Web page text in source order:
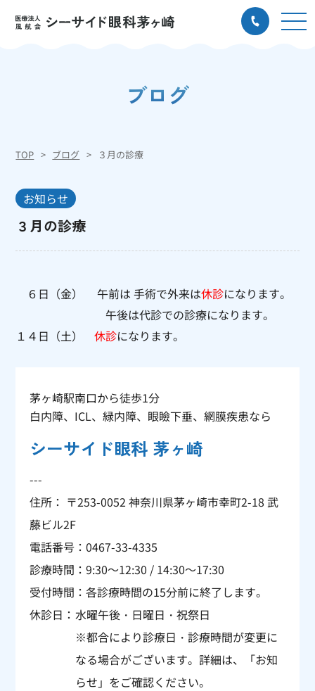
ブログ
TOP ブログ ３月の診療
お知らせ
３月の診療
６日（金） 午前は 手術で外来は休診になります。
午後は代診での診療になります。
１４日（土）休診になります。
茅ヶ崎駅南口から徒歩1分
白内障、ICL、緑内障、眼瞼下垂、網膜疾患なら
シーサイド眼科 茅ヶ崎
---
住所： 〒253-0052 神奈川県茅ヶ崎市幸町2-18 武
藤ビル2F
電話番号：0467-33-4335
診療時間：9:30～12:30 / 14:30～17:30
受付時間：各診療時間の15分前に終了します。
休診日： 水曜午後・日曜日・祝祭日
※都合により診療日・診療時間が変更に
なる場合がございます。詳細は、「お知
らせ 」をご確認ください。